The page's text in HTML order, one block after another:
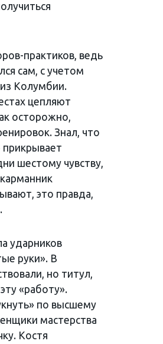
практиков, ведь
сам, с учетом
Колумбии.
цепляют
осторожно,
Знал, что
шестому чувству,
это правда,
ударников
руки». В
но титул,
«работу».
по высшему
мастерства
Костя